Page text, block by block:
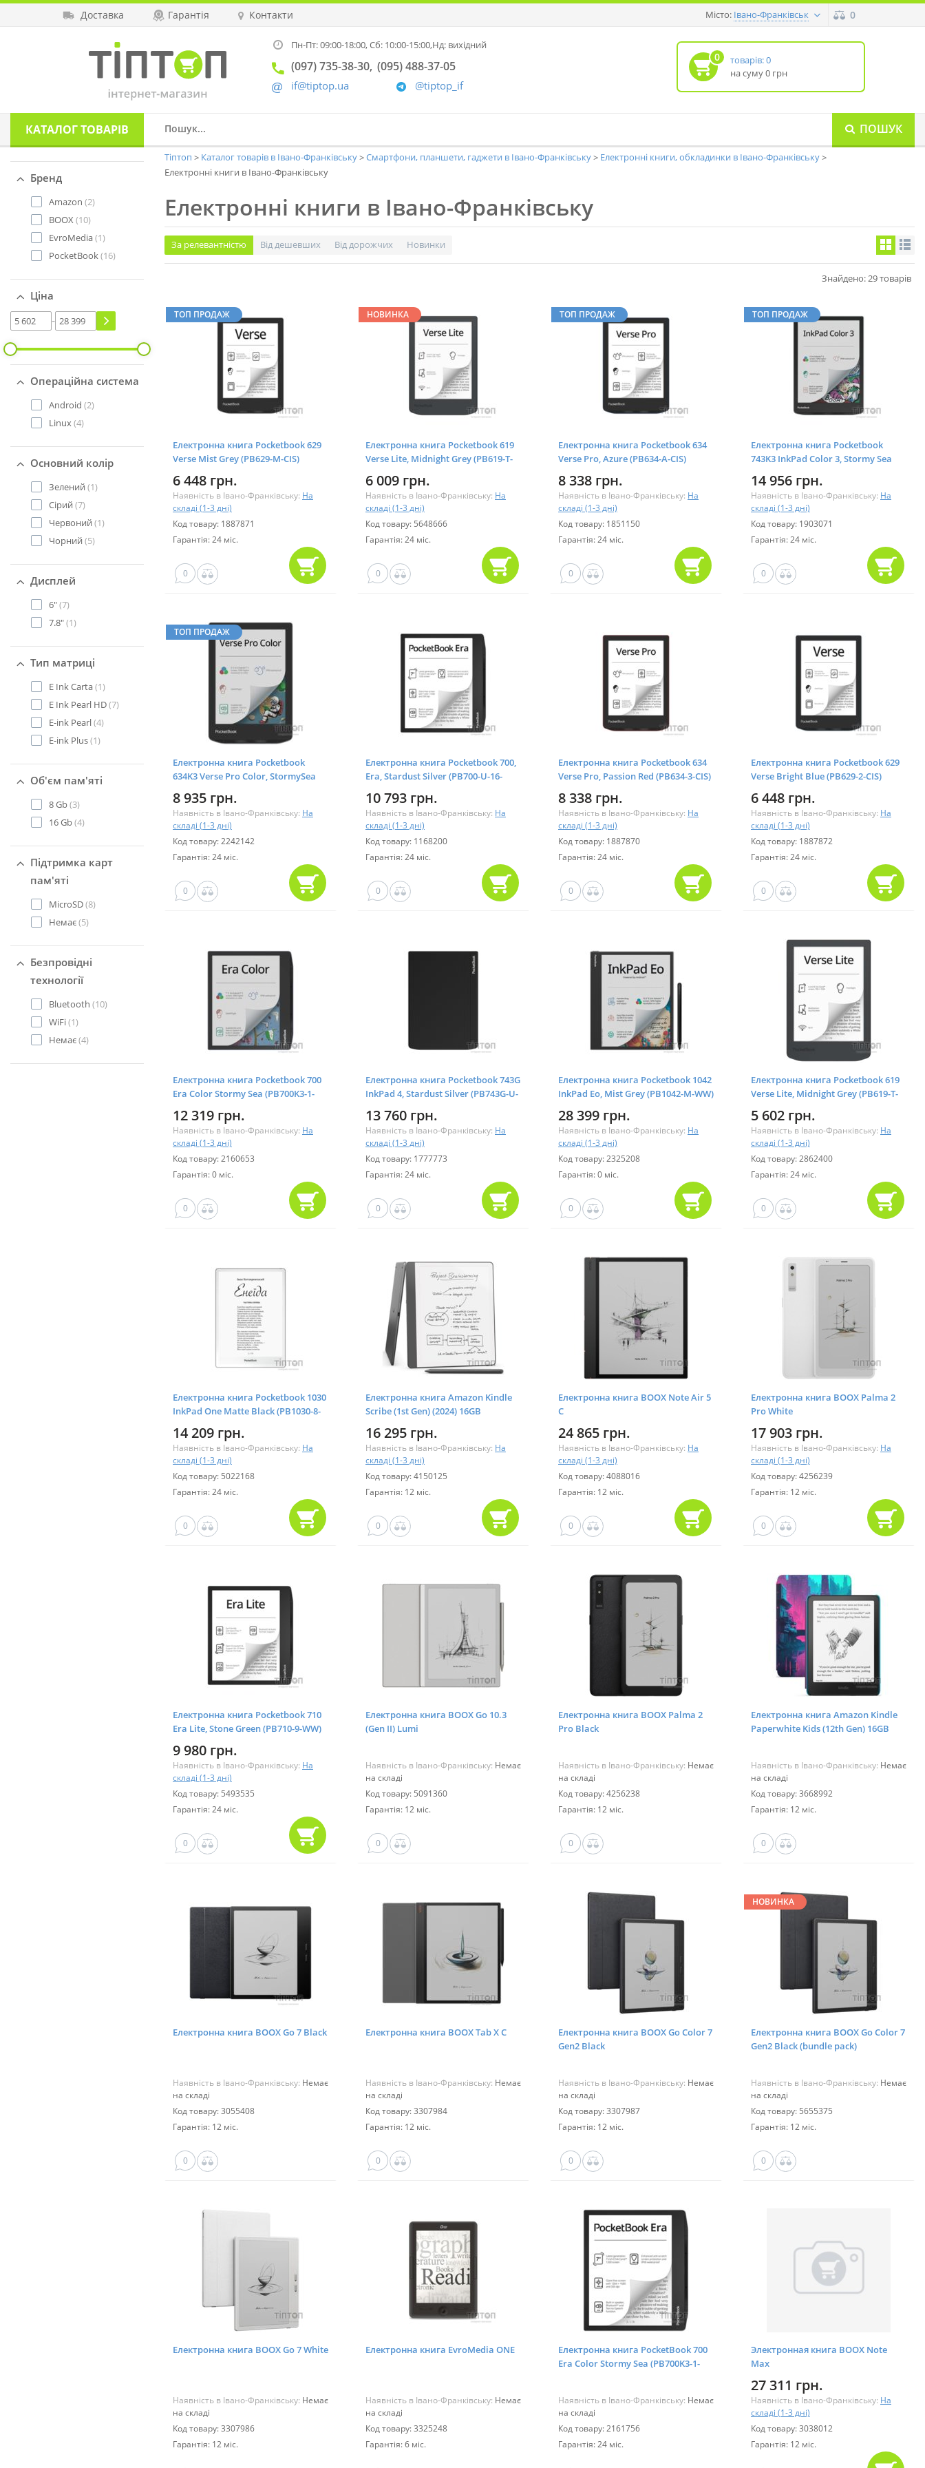
Доставка Гарантія Контакти Місто: Івано-Франківськ 0
Пн-Пт: 09:00-18:00,Сб: 10:00-15:00,Нд: вихідний
(097) 735-38-30 (095) 488-37-05
@tiptop_if
if@tiptop.ua
0
товарів: 0
на суму 0 грн
КАТАЛОГТОВАРІВ ПОШУК
Бренд
Amazon (2)
BOOX(10)
EvroMedia(1)
PocketBook(16)
Ціна
-
Операційна система
Android (2)
Linux(4)
Основний колір
Зелений (1)
Сірий (7)
Червоний (1)
Чорний (5)
Дисплей
6"(7)
7.8"(1)
Тип матриці
E Ink Carta(1)
E Ink Pearl HD(7)
E-ink Pearl(4)
E-ink Plus(1)
Об'єм пам'яті
8 Gb(3)
16 Gb(4)
Підтримка карт
пам'яті
MicroSD(8)
Немає(5)
Безпровідні
технології
Bluetooth (10)
WiFi(1)
Немає(4)
Тіптоп Каталог товарів в Івано-Франківську Смартфони, планшети, гаджети в Івано-Франківську
Електронні книги, обкладинки в Івано-Франківську
Електронні книги в Івано-Франківську
Електронні книги в Івано-Франківську
За релевантністю Від дешевших Від дорожчих Новинки
Знайдено: 29 товарів
ТОП ПРОДАЖ
Електронна книга Pocketbook 629
Verse Mist Grey (PB629-M-CIS)
6 448 грн.
Наявність в Івано-Франківську: На
складі (1-3 дні)
Код товару: 1887871
Гарантія: 24 міс.
0
НОВИНКА
Електронна книга Pocketbook 619
Verse Lite, Midnight Grey (PB619-T-
6 009 грн.
Наявність в Івано-Франківську: На
складі (1-3 дні)
Код товару: 5648666
Гарантія: 24 міс.
0
ТОП ПРОДАЖ
Електронна книга Pocketbook 634
Verse Pro, Azure (PB634-A-CIS)
8 338 грн.
Наявність в Івано-Франківську: На
складі (1-3 дні)
Код товару: 1851150
Гарантія: 24 міс.
0
ТОП ПРОДАЖ
Електронна книга Pocketbook
743K3 InkPad Color 3, Stormy Sea
14 956 грн.
Наявність в Івано-Франківську: На
складі (1-3 дні)
Код товару: 1903071
Гарантія: 24 міс.
0
ТОП ПРОДАЖ
Електронна книга Pocketbook
634K3 Verse Pro Color, StormySea
8 935 грн.
Наявність в Івано-Франківську: На
складі (1-3 дні)
Код товару: 2242142
Гарантія: 24 міс.
0
Електронна книга Pocketbook 700,
Era, Stardust Silver (PB700-U-16-
10 793 грн.
Наявність в Івано-Франківську: На
складі (1-3 дні)
Код товару: 1168200
Гарантія: 24 міс.
0
Електронна книга Pocketbook 634
Verse Pro, Passion Red (PB634-3-CIS)
8 338 грн.
Наявність в Івано-Франківську: На
складі (1-3 дні)
Код товару: 1887870
Гарантія: 24 міс.
0
Електронна книга Pocketbook 629
Verse Bright Blue (PB629-2-CIS)
6 448 грн.
Наявність в Івано-Франківську: На
складі (1-3 дні)
Код товару: 1887872
Гарантія: 24 міс.
0
Електронна книга Pocketbook 700
Era Color Stormy Sea (PB700K3-1-
12 319 грн.
Наявність в Івано-Франківську: На
складі (1-3 дні)
Код товару: 2160653
Гарантія: 0 міс.
0
Електронна книга Pocketbook 743G
InkPad 4, Stardust Silver (PB743G-U-
13 760 грн.
Наявність в Івано-Франківську: На
складі (1-3 дні)
Код товару: 1777773
Гарантія: 24 міс.
0
Електронна книга Pocketbook 1042
InkPad Eo, Mist Grey (PB1042-M-WW)
28 399 грн.
Наявність в Івано-Франківську: На
складі (1-3 дні)
Код товару: 2325208
Гарантія: 0 міс.
0
Електронна книга Pocketbook 619
Verse Lite, Midnight Grey (PB619-T-
5 602 грн.
Наявність в Івано-Франківську: На
складі (1-3 дні)
Код товару: 2862400
Гарантія: 24 міс.
0
Електронна книга Pocketbook 1030
InkPad One Matte Black (PB1030-8-
14 209 грн.
Наявність в Івано-Франківську: На
складі (1-3 дні)
Код товару: 5022168
Гарантія: 24 міс.
0
Електронна книга Amazon Kindle
Scribe (1st Gen) (2024) 16GB
16 295 грн.
Наявність в Івано-Франківську: На
складі (1-3 дні)
Код товару: 4150125
Гарантія: 12 міс.
0
Електронна книга BOOX Note Air 5
C
24 865 грн.
Наявність в Івано-Франківську: На
складі (1-3 дні)
Код товару: 4088016
Гарантія: 12 міс.
0
Електронна книга BOOX Palma 2
Pro White
17 903 грн.
Наявність в Івано-Франківську: На
складі (1-3 дні)
Код товару: 4256239
Гарантія: 12 міс.
0
Електронна книга Pocketbook 710
Era Lite, Stone Green (PB710-9-WW)
9 980 грн.
Наявність в Івано-Франківську: На
складі (1-3 дні)
Код товару: 5493535
Гарантія: 24 міс.
0
Електронна книга BOOX Go 10.3
(Gen II) Lumi
Наявність в Івано-Франківську: Немає
на складі
Код товару: 5091360
Гарантія: 12 міс.
0
Електронна книга BOOX Palma 2
Pro Black
Наявність в Івано-Франківську: Немає
на складі
Код товару: 4256238
Гарантія: 12 міс.
0
Електронна книга Amazon Kindle
Paperwhite Kids (12th Gen) 16GB
Наявність в Івано-Франківську: Немає
на складі
Код товару: 3668992
Гарантія: 12 міс.
0
Електронна книга BOOX Go 7 Black
Наявність в Івано-Франківську: Немає
на складі
Код товару: 3055408
Гарантія: 12 міс.
0
Електронна книга BOOX Tab X С
Наявність в Івано-Франківську: Немає
на складі
Код товару: 3307984
Гарантія: 12 міс.
0
Електронна книга BOOX Go Color 7
Gen2 Black
Наявність в Івано-Франківську: Немає
на складі
Код товару: 3307987
Гарантія: 12 міс.
0
НОВИНКА
Електронна книга BOOX Go Color 7
Gen2 Black (bundle pack)
Наявність в Івано-Франківську: Немає
на складі
Код товару: 5655375
Гарантія: 12 міс.
0
Електронна книга BOOX Go 7 White
Наявність в Івано-Франківську: Немає
на складі
Код товару: 3307986
Гарантія: 12 міс.
Електронна книга EvroMedia ONE
Наявність в Івано-Франківську: Немає
на складі
Код товару: 3325248
Гарантія: 6 міс.
Електронна книга PocketBook 700
Era Color Stormy Sea (PB700K3-1-
Наявність в Івано-Франківську: Немає
на складі
Код товару: 2161756
Гарантія: 24 міс.
Электронная книга BOOX Note
Max
27 311 грн.
Наявність в Івано-Франківську: На
складі (1-3 дні)
Код товару: 3038012
Гарантія: 12 міс.